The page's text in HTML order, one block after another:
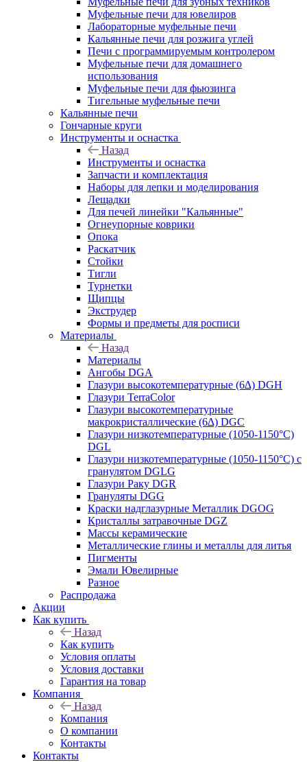
Муфельные печи для ювелиров
Лабораторные муфельные печи
Кальянные печи для розжига углей
Печи с программируемым контролером
Муфельные печи для домашнего
использования
Муфельные печи для фьюзинга
Тигельные муфельные печи
Кальянные печи
Гончарные круги
Инструменты и оснастка
Назад
Инструменты и оснастка
Запчасти и комплектация
Наборы для лепки и моделирования
Лещадки
Для печей линейки "Кальянные"
Огнеупорные коврики
Опока
Раскатчик
Стойки
Тигли
Турнетки
Щипцы
Экструдер
Формы и предметы для росписи
Материалы
Назад
Материалы
Ангобы DGA
Глазури высокотемпературные (6∆) DGH
Глазури TerraColor
Глазури высокотемпературные
макрокристаллические (6∆) DGC
Глазури низкотемпературные (1050-1150°С)
DGL
Глазури низкотемпературные (1050-1150°С) с
гранулятом DGLG
Глазури Раку DGR
Грануляты DGG
Краски надглазурные Металлик DGOG
Кристаллы затравочные DGZ
Массы керамические
Металлические глины и металлы для литья
Пигменты
Эмали Ювелирные
Разное
Распродажа
Акции
Как купить
Назад
Как купить
Условия оплаты
Условия доставки
Гарантия на товар
Компания
Назад
Компания
О компании
Контакты
Контакты